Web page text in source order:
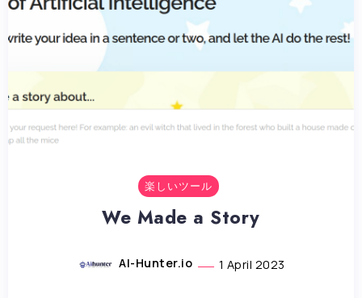
楽しいツール
We Made a Story
AI-Hunter.io 1 April 2023